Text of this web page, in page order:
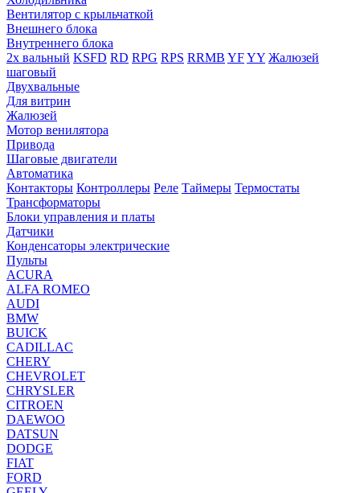
Вентилятор с крыльчаткой
Внешнего блока
Внутреннего блока
2х вальный KSFD RD RPG RPS RRMB YFYY Жалюзей
шаговый
Двухвальные
Для витрин
Жалюзей
Мотор венилятора
Привода
Шаговые двигатели
Автоматика
Контакторы Контроллеры Реле Таймеры Термостаты
Трансформаторы
Блоки управления и платы
Датчики
Конденсаторы электрические
Пульты
ACURA
ALFA ROMEO
AUDI
BMW
BUICK
CADILLAC
CHERY
CHEVROLET
CHRYSLER
CITROEN
DAEWOO
DATSUN
DODGE
FIAT
FORD